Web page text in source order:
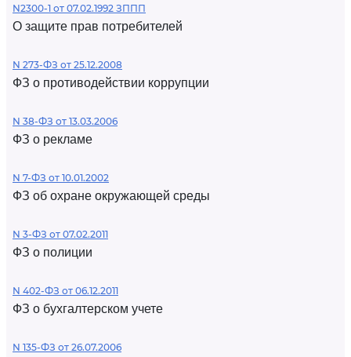
N2300-1 от 07.02.1992 ЗППП
О защите прав потребителей
N 273-ФЗ от 25.12.2008
ФЗ о противодействии коррупции
N 38-ФЗ от 13.03.2006
ФЗ о рекламе
N 7-ФЗ от 10.01.2002
ФЗ об охране окружающей среды
N 3-ФЗ от 07.02.2011
ФЗ о полиции
N 402-ФЗ от 06.12.2011
ФЗ о бухгалтерском учете
N 135-ФЗ от 26.07.2006